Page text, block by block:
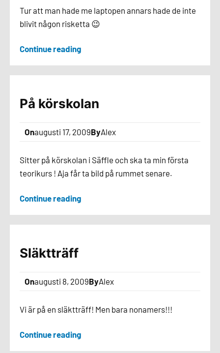
Tur att man hade me laptopen annars hade de inte
blivit någon risketta 😉
Continue reading
På körskolan
Onaugusti 17, 2009ByAlex
Sitter på körskolan i Säffle och ska ta min första
teorikurs ! Aja får ta bild på rummet senare.
Continue reading
Släktträff
Onaugusti 8, 2009ByAlex
Vi är på en släktträff! Men bara nonamers!!!
Continue reading